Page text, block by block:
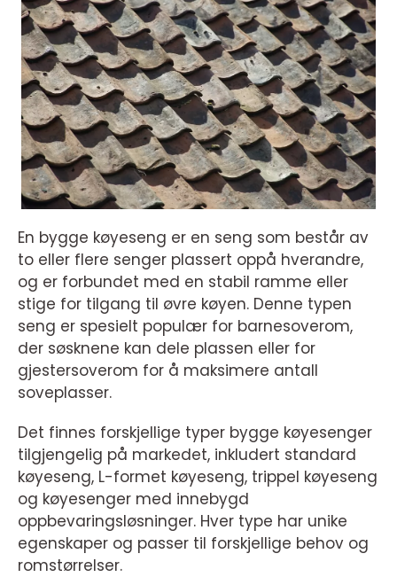
En bygge køyeseng er en seng som består av
to eller flere senger plassert oppå hverandre,
og er forbundet med en stabil ramme eller
stige for tilgang til øvre køyen. Denne typen
seng er spesielt populær for barnesoverom,
der søsknene kan dele plassen eller for
gjestersoverom for å maksimere antall
soveplasser.
Det finnes forskjellige typer bygge køyesenger
tilgjengelig på markedet, inkludert standard
køyeseng, L-formet køyeseng, trippel køyeseng
og køyesenger med innebygd
oppbevaringsløsninger. Hver type har unike
egenskaper og passer til forskjellige behov og
romstørrelser.